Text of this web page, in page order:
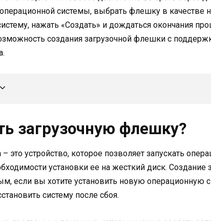
системы, выбрать флешку в качестве
нажать «Создать» и дождаться окончания
создания загрузочной флешки с
загрузочную флешку?
это устройство, которое позволяет запускать
установки ее на жесткий диск. Создание
если вы хотите установить новую операционную
систему после сбоя.